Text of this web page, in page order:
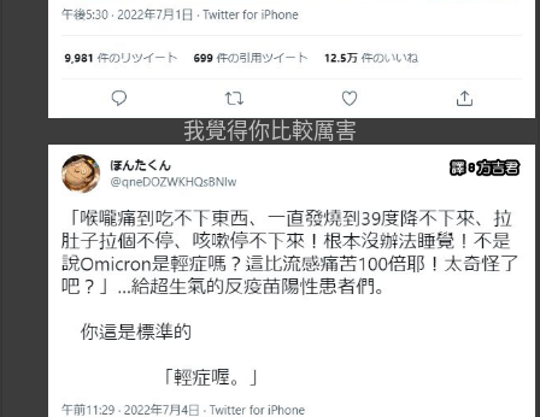
我覺得你比較厲害